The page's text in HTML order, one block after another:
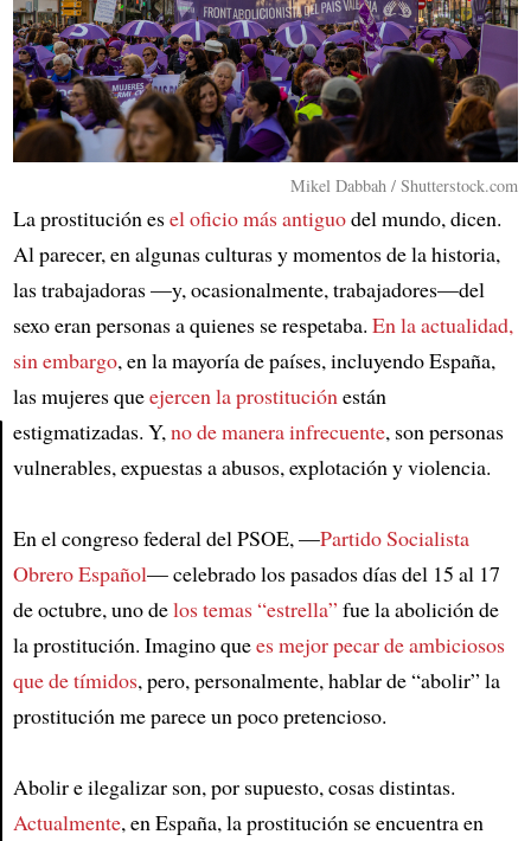
Mikel Dabbah / Shutterstock.com
La prostitución esel oficio más antiguodel mundo, dicen.
Al parecer, en algunas culturas y momentos de la historia,
las trabajadoras —y, ocasionalmente, trabajadores—del
sexo eran personas a quienes se respetaba. En la actualidad,
sin embargo, en la mayoría de países, incluyendo España,
las mujeres queejercen la prostituciónestán
estigmatizadas. Y,no de manera infrecuente, son personas
vulnerables, expuestas a abusos, explotación y violencia.
En el congreso federal del PSOE, —Partido Socialista
Obrero Español— celebrado los pasados días del 15 al 17
de octubre, uno delos temas “estrella” fue la abolición de
la prostitución. Imagino quees mejor pecar de ambiciosos
que de tímidos, pero, personalmente, hablar de “abolir” la
prostitución me parece un poco pretencioso.
Abolir e ilegalizar son, por supuesto, cosas distintas.
Actualmente, en España, la prostitución se encuentra en